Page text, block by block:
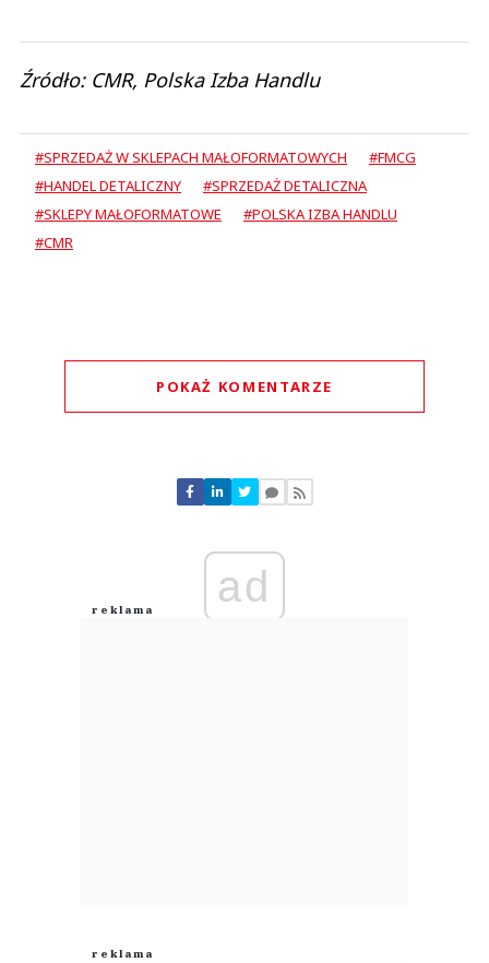
Źródło: CMR, Polska Izba Handlu
#SPRZEDAŻ W SKLEPACH MAŁOFORMATOWYCH
#FMCG
#HANDEL DETALICZNY
#SPRZEDAŻ DETALICZNA
#SKLEPY MAŁOFORMATOWE
#POLSKA IZBA HANDLU
#CMR
POKAŻ KOMENTARZE
Nie znaleziono komentarzy
Zostaw swoje komentarze
Anuluj
ad